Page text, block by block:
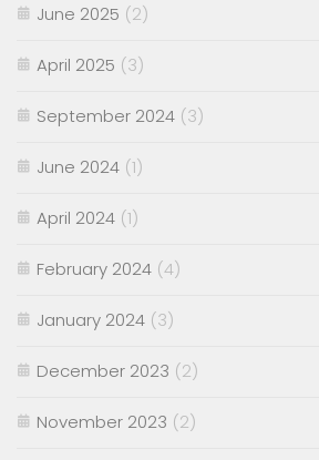
June 2025 (2)
April 2025 (3)
September 2024 (3)
June 2024 (1)
April 2024 (1)
February 2024 (4)
January 2024 (3)
December 2023 (2)
November 2023 (2)